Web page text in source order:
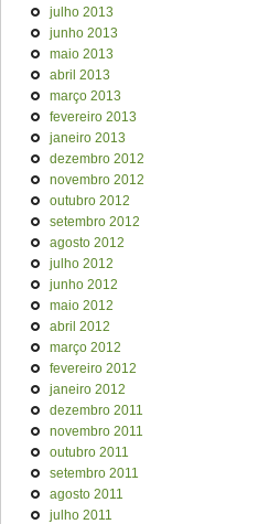
julho 2013
junho 2013
maio 2013
abril 2013
março 2013
fevereiro 2013
janeiro 2013
dezembro 2012
novembro 2012
outubro 2012
setembro 2012
agosto 2012
julho 2012
junho 2012
maio 2012
abril 2012
março 2012
fevereiro 2012
janeiro 2012
dezembro 2011
novembro 2011
outubro 2011
setembro 2011
agosto 2011
julho 2011